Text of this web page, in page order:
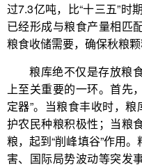
过7.3亿吨，比“十三五”时
已经形成与粮食产量相匹
粮食收储需要，确保秋粮颗
粮库绝不仅是存放粮
上至关重要的一环。首先
定器”。当粮食丰收时，
护农民种粮积极性；当粮
粮，起到“削峰填谷”作用
害、国际局势波动等突发